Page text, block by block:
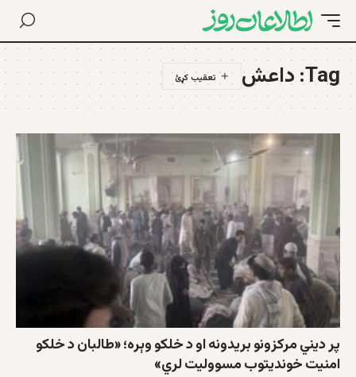
Tag: داعش
پر دیني مرکزونو بریدونه او د خلکو وېره؛ «طالبان د خلکو
امنیت خوندیتوب مسوولیت لري»